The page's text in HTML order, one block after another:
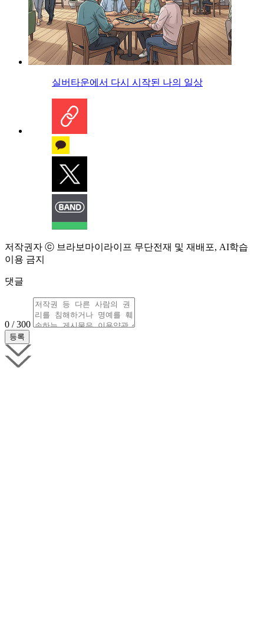
실버타운에서 다시 시작된 나의 일상
저작권자 ⓒ 브라보마이라이프 무단전재 및 재배포, AI학습
이용 금지
댓글
0 / 300